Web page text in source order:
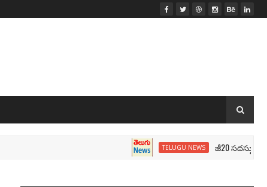
TELUGU NEWS జీ20 సదస్సు.. మోదీ